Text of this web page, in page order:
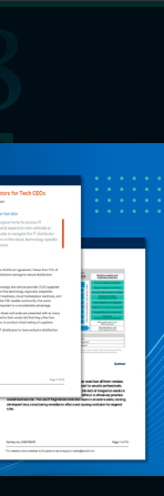
Conjunto 134 -